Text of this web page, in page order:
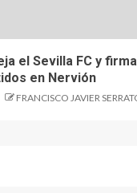
el Sevilla FC y
en Nervión
FRANCISCO JAVIER